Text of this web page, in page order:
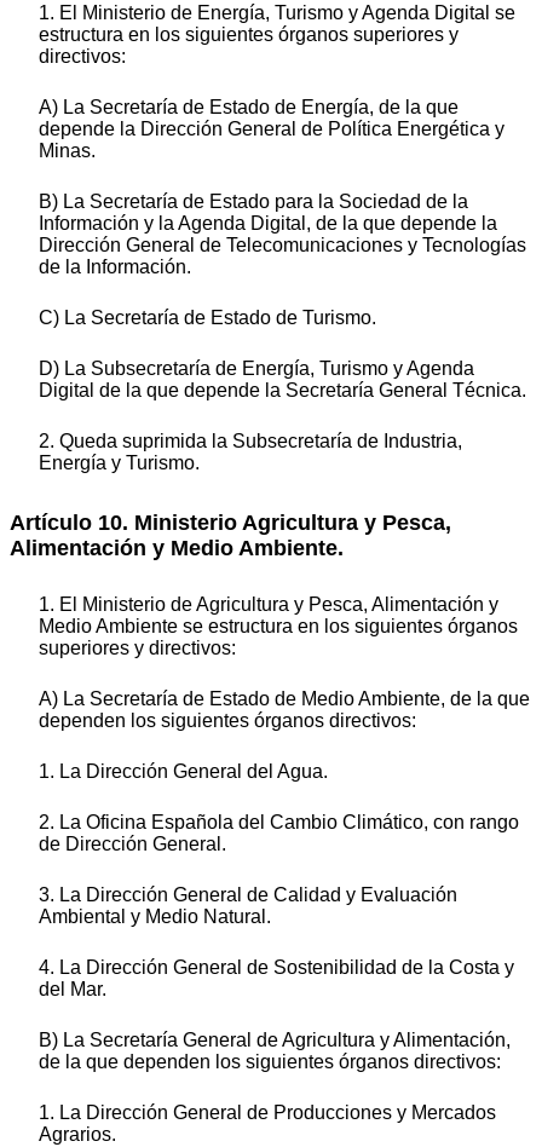
1. El Ministerio de Energía, Turismo y Agenda Digital se
estructura en los siguientes órganos superiores y
directivos:
A) La Secretaría de Estado de Energía, de la que
depende la Dirección General de Política Energética y
Minas.
B) La Secretaría de Estado para la Sociedad de la
Información y la Agenda Digital, de la que depende la
Dirección General de Telecomunicaciones y Tecnologías
de la Información.
C) La Secretaría de Estado de Turismo.
D) La Subsecretaría de Energía, Turismo y Agenda
Digital de la que depende la Secretaría General Técnica.
2. Queda suprimida la Subsecretaría de Industria,
Energía y Turismo.
Artículo 10. Ministerio Agricultura y Pesca,
Alimentación y Medio Ambiente.
1. El Ministerio de Agricultura y Pesca, Alimentación y
Medio Ambiente se estructura en los siguientes órganos
superiores y directivos:
A) La Secretaría de Estado de Medio Ambiente, de la que
dependen los siguientes órganos directivos:
1. La Dirección General del Agua.
2. La Oficina Española del Cambio Climático, con rango
de Dirección General.
3. La Dirección General de Calidad y Evaluación
Ambiental y Medio Natural.
4. La Dirección General de Sostenibilidad de la Costa y
del Mar.
B) La Secretaría General de Agricultura y Alimentación,
de la que dependen los siguientes órganos directivos:
1. La Dirección General de Producciones y Mercados
Agrarios.